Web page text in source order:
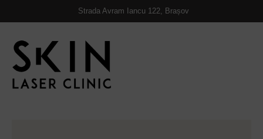
https://skinlaserclinic.ro/Strada Avram Iancu 122, Brașov